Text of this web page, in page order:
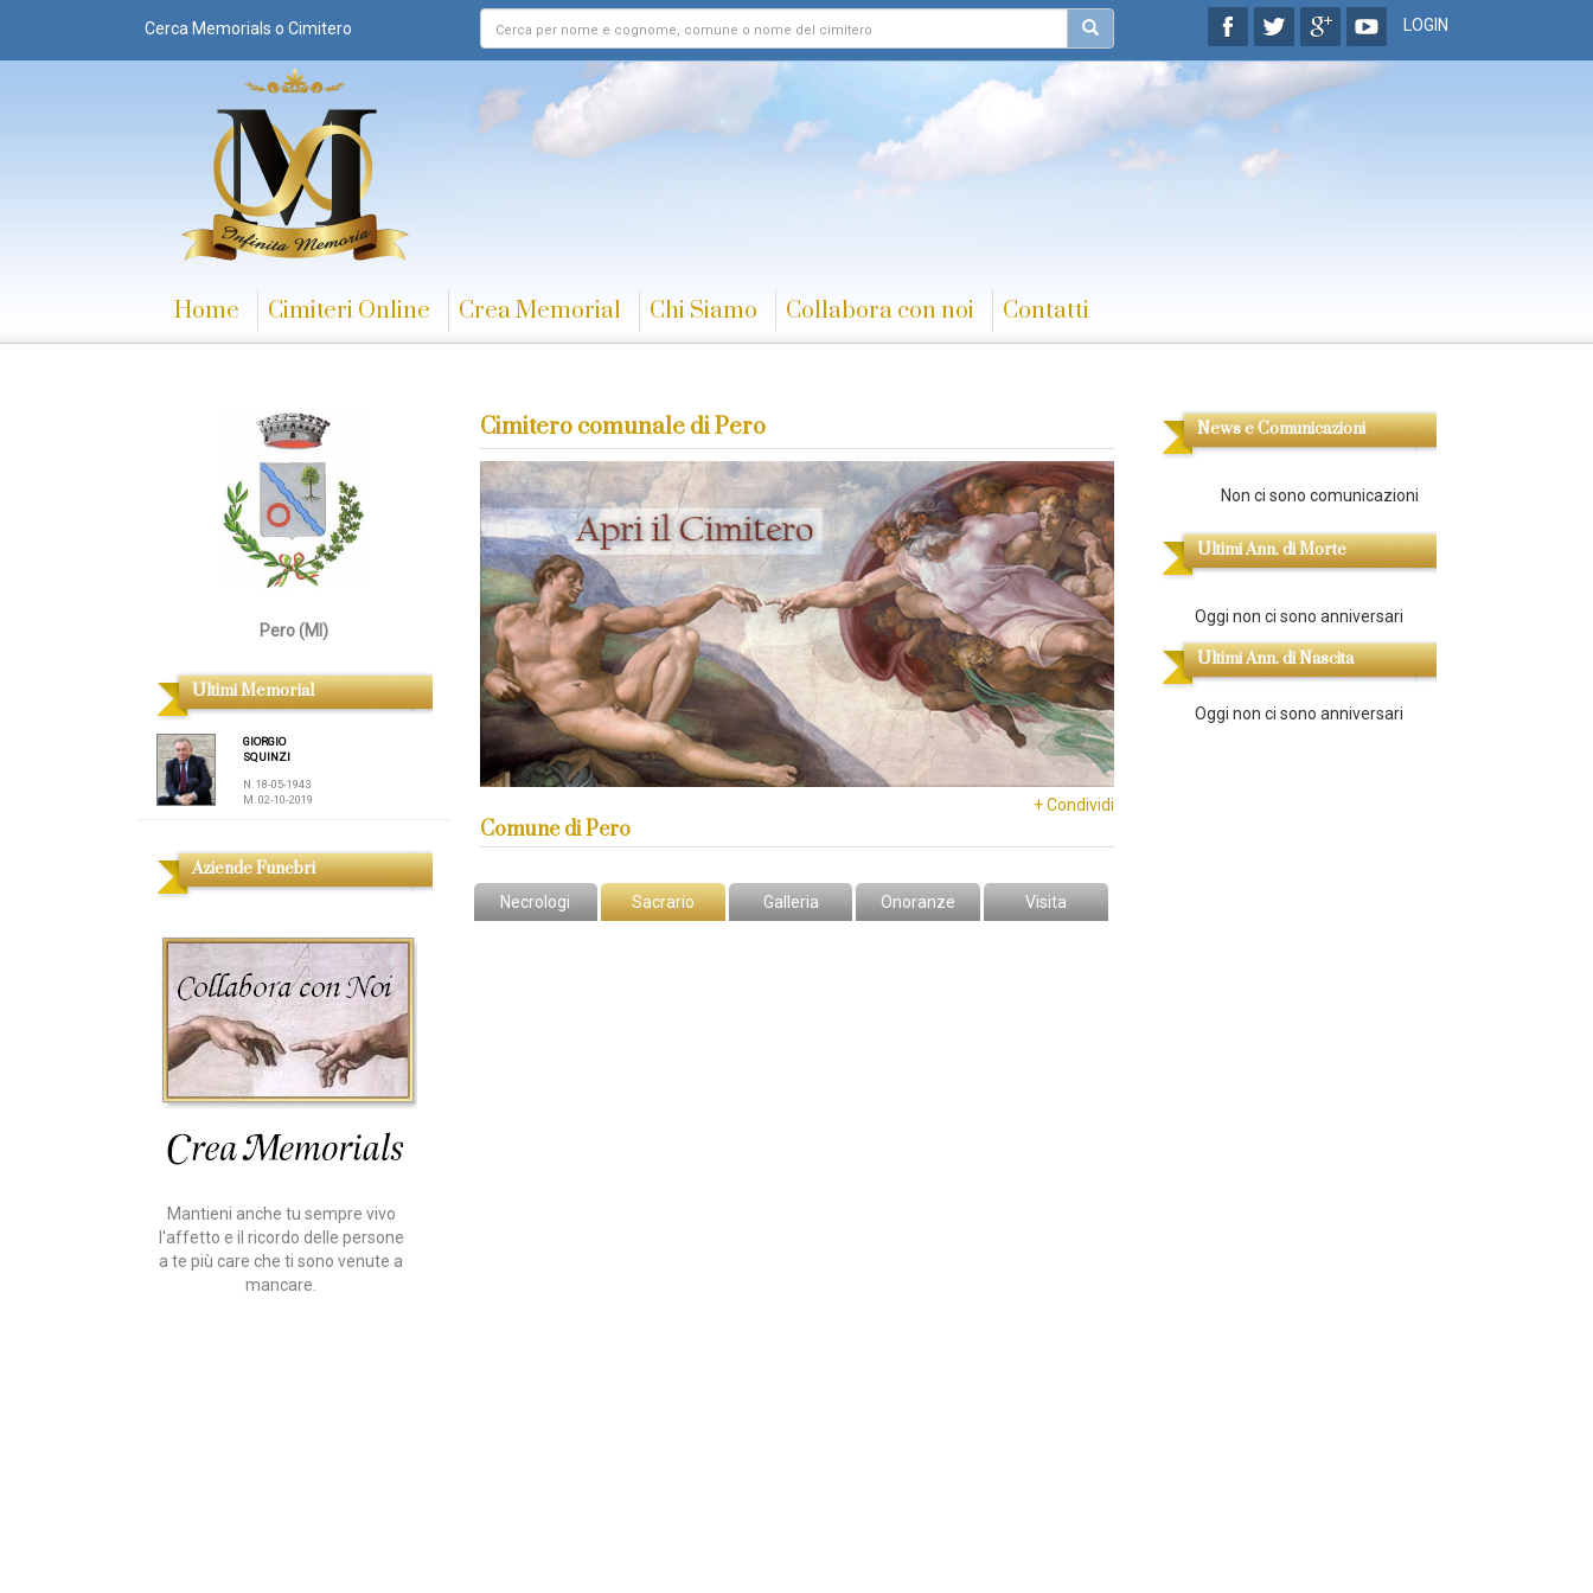
Cerca Memorials o Cimitero LOGIN
Home Cimiteri Online Crea Memorial Chi Siamo Collabora con noi Contatti
Pero (MI)
Ultimi Memorial
GIORGIO
SQUINZI
N. 18-05-1943
M. 02-10-2019
Aziende Funebri
Mantieni anche tu sempre vivo
l'affetto e il ricordo delle persone
a te più care che ti sono venute a
mancare.
Cimitero comunale di Pero
+ Condividi
Comune di Pero
Necrologi Sacrario Galleria Onoranze Visita
News e Comunicazioni
Non ci sono comunicazioni
Ultimi Ann. di Morte
Oggi non ci sono anniversari
Ultimi Ann. di Nascita
Oggi non ci sono anniversari